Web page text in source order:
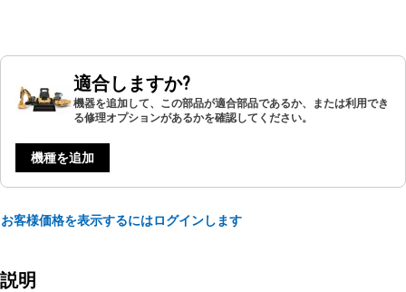
適合しますか?
機器を追加して、この部品が適合部品であるか、または利用でき
る修理オプションがあるかを確認してください。
機種を追加
お客様価格を表示するにはログインします
説明